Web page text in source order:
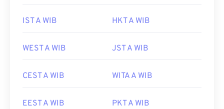
IST A WIB HKT A WIB
WEST A WIB JST A WIB
CEST A WIB WITA A WIB
EEST A WIB PKT A WIB